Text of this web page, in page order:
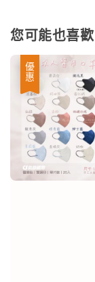
您可能也喜歡
優惠